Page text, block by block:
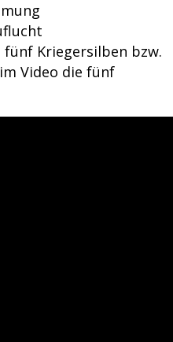
fünf Kriegersilben bzw.
Video die fünf